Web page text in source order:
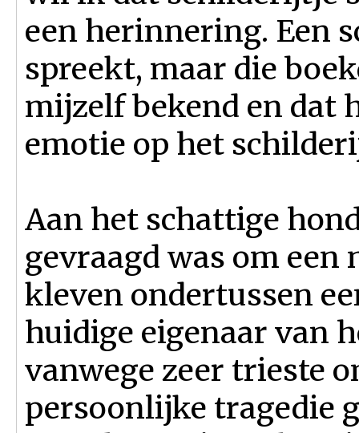
een herinnering. Een
spreekt, maar die
mijzelf bekend en dat
emotie op het
Aan het schattige
gevraagd was om een
kleven ondertussen
huidige eigenaar van
vanwege zeer trieste
persoonlijke tragedie